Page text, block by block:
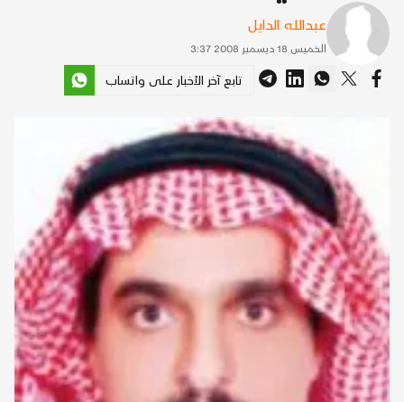
عبدالله الدايل
الخميس 18 ديسمبر 2008 3:37
تابع آخر الأخبار على واتساب